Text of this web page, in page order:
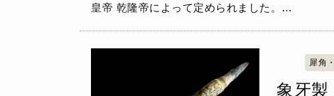
皇帝 乾隆帝によって定められました。…
犀角
象牙製